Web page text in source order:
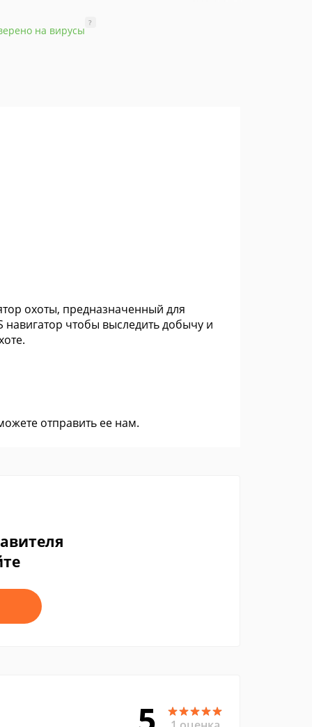
на вирусы
?
охоты, предназначенный для
навигатор чтобы выследить добычу и
отправить ее нам.